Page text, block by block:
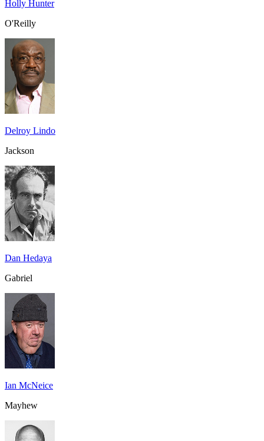
Holly Hunter
O'Reilly
Delroy Lindo
Jackson
Dan Hedaya
Gabriel
Ian McNeice
Mayhew